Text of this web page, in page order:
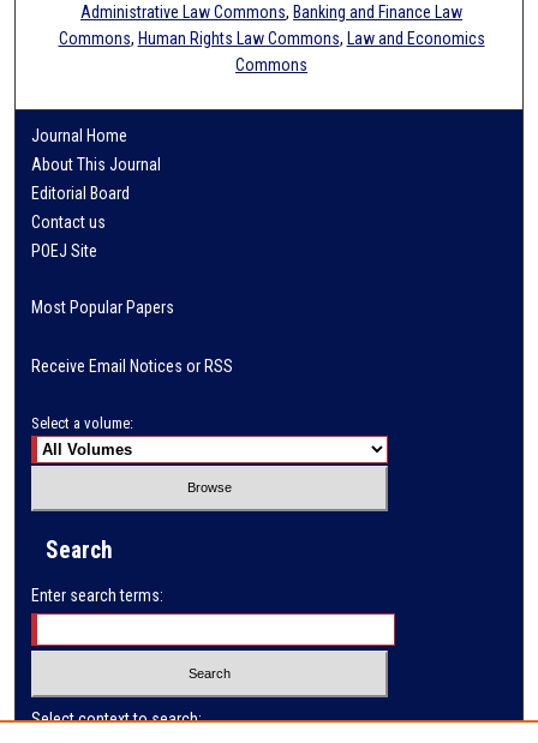
Administrative Law Commons,Banking and Finance Law
Commons, Human Rights Law Commons, Law and Economics
Commons
Journal Home
About This Journal
Editorial Board
Contact us
POEJ Site
Most Popular Papers
Receive Email Notices or RSS
Select a volume:
Search
Enter search terms:
Select context to search: